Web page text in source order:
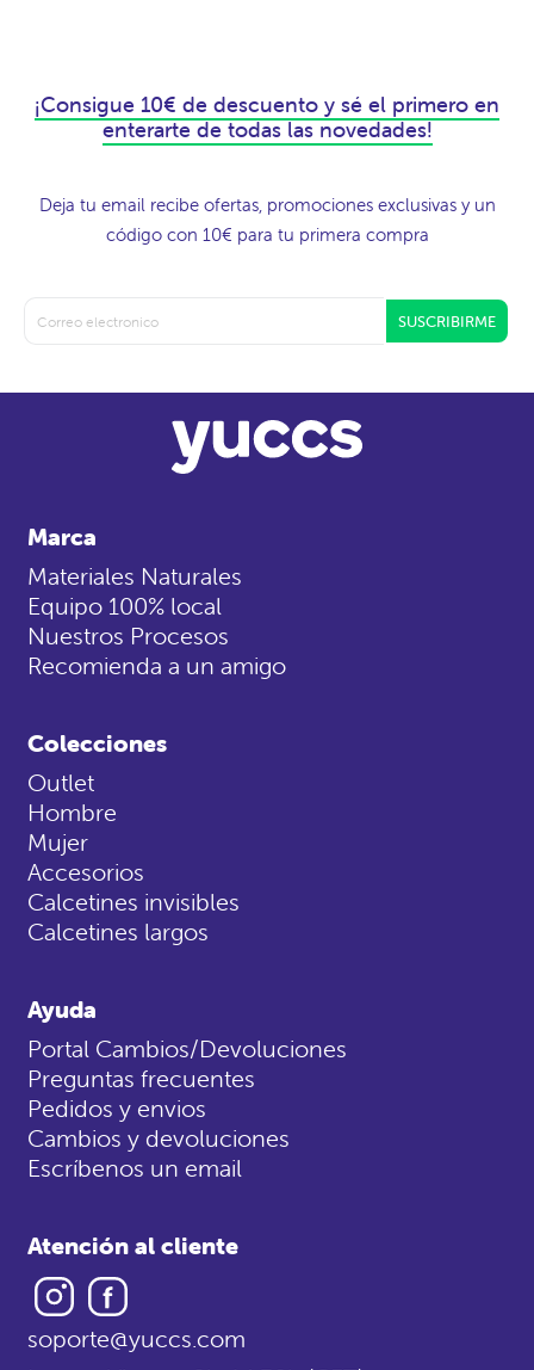
¡Consigue 10€ de descuento y sé el primero en
enterarte de todas las novedades!
Deja tu email recibe ofertas, promociones exclusivas y un
código con 10€ para tu primera compra
SUSCRIBIRME
Marca
Materiales Naturales
Equipo 100% local
Nuestros Procesos
Recomienda a un amigo
Colecciones
Outlet
Hombre
Mujer
Accesorios
Calcetines invisibles
Calcetines largos
Ayuda
Portal Cambios/Devoluciones
Preguntas frecuentes
Pedidos y envios
Cambios y devoluciones
Escríbenos un email
Atención al cliente
Instagram
soporte@yuccs.com